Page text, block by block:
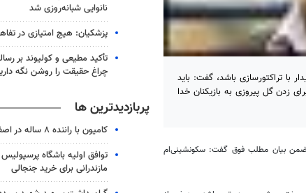
با تراکتورسازی باشد، گفت: باید
زدن گل پیروزی به بازیکنان خدا
ضمن بیان مطلب فوق گفت: سکونشینی‌ام
نانوایی شبانه‌روزی شد
پزشکیان: هیچ امتیازی در
تأکید مطیعی و کولیوند بر
چراغ حقیقت را روشن نگه
پربازدیدترین ها
کامیون با راننده ۸ ساله در اصفهان توقیف شد
توافق اولیه باشگاه
مازندرانی برای خرید جنجالی